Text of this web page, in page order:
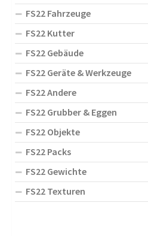
FS22 Fahrzeuge
FS22 Kutter
FS22 Gebäude
FS22 Geräte & Werkzeuge
FS22 Andere
FS22 Grubber & Eggen
FS22 Objekte
FS22 Packs
FS22 Gewichte
FS22 Texturen